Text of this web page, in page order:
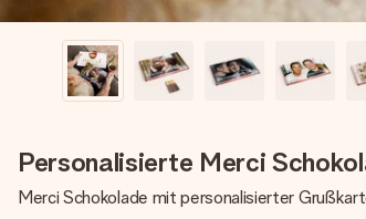
Personalisierte Merci
Merci Schokolade mit personalisierter